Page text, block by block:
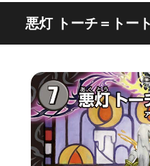
悪灯 トーチ＝トー